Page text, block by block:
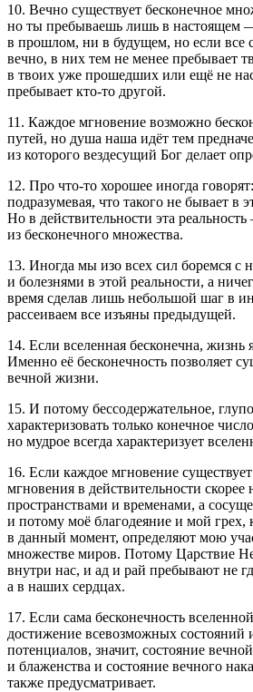
10. Вечно существует бесконечное
но ты пребываешь лишь в настоящем
в прошлом, ни в будущем, но если все
вечно, в них тем не менее пребывает
в твоих уже прошедших или ещё не
пребывает кто-то другой.
11. Каждое мгновение возможно
путей, но душа наша идёт тем
из которого вездесущий Бог делает
12. Про что-то хорошее иногда
подразумевая, что такого не бывает в
Но в действительности эта
из бесконечного множества.
13. Иногда мы изо всех сил боремся с
и болезнями в этой реальности, а
время сделав лишь небольшой шаг в
рассеиваем все изъяны предыдущей.
14. Если вселенная бесконечна, жизнь
Именно её бесконечность позволяет
вечной жизни.
15. И потому бессодержательное,
характеризовать только конечное
но мудрое всегда характеризует
16. Если каждое мгновение
мгновения в действительности скорее
пространствами и временами, а
и потому моё благодеяние и мой грех,
в данный момент, определяют мою
множестве миров. Потому Царствие
внутри нас, и ад и рай пребывают не
а в наших сердцах.
17. Если сама бесконечность
достижение всевозможных состояний
потенциалов, значит, состояние
и блаженства и состояние вечного
также предусматривает.